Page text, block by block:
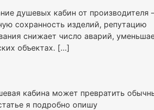
душевых кабин от производителя
сохранность изделий, репутацию
снижает число аварий,
объектах. […]
кабина может превратить
я подробно опишу